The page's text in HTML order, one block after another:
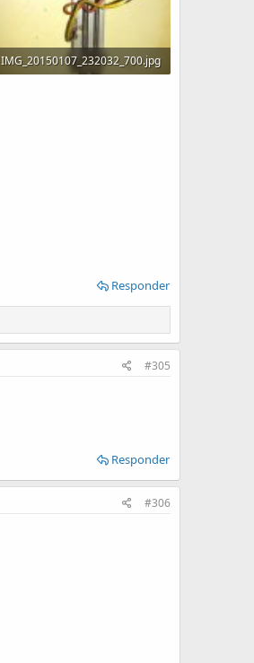
IMG_20150107_232032_700.jpg
Responder
#305
Responder
#306